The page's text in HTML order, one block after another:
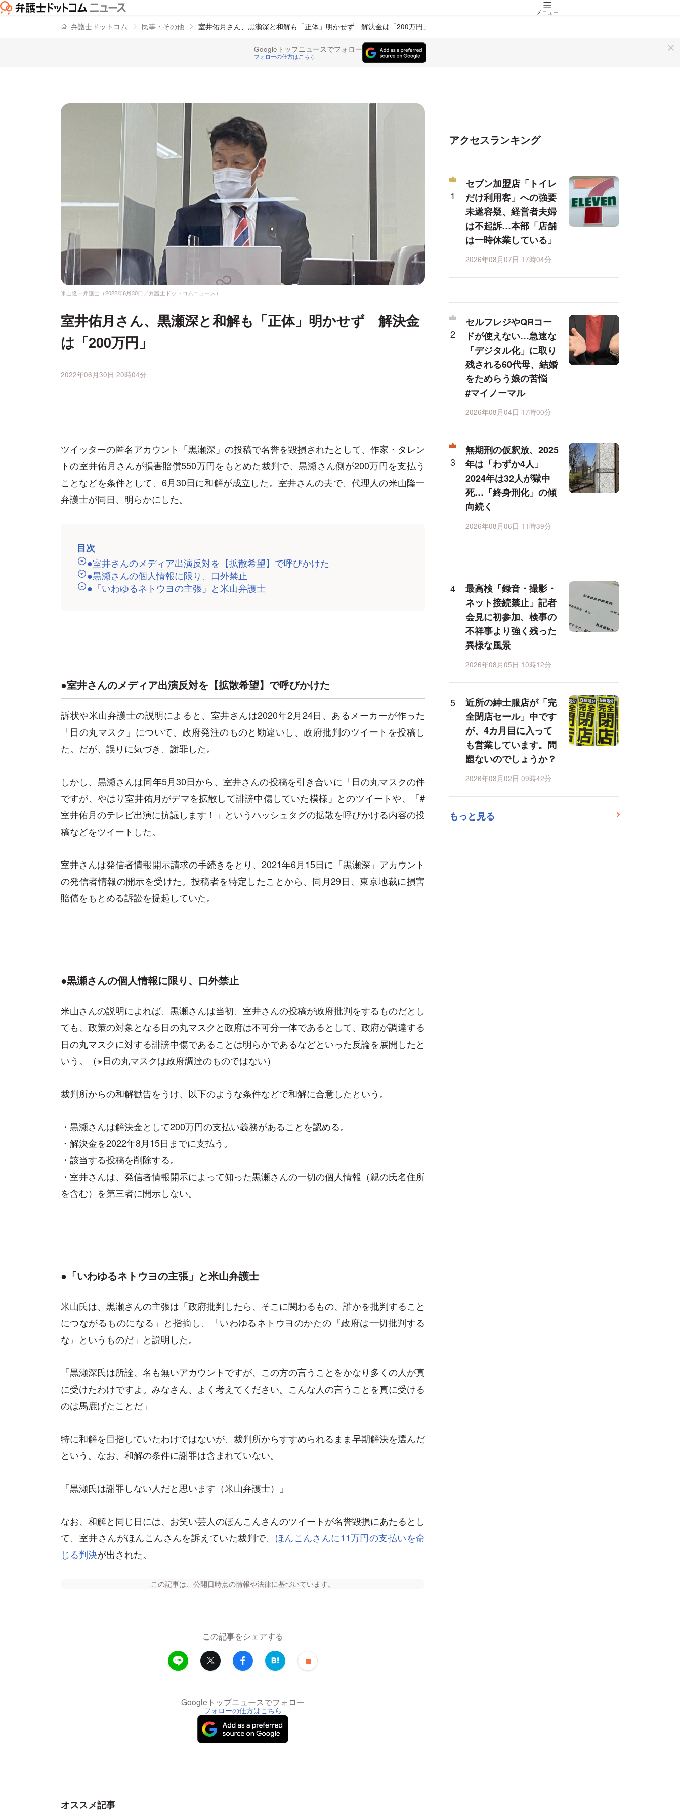
メニュー
弁護士ドットコム 民事・その他 室井佑月さん、黒瀬深と和解も「正体」明かせず 解決金は「200万円」
Googleトップニュースでフォロー
フォローの仕方はこちら
米山隆一弁護士（2022年6月30日／弁護士ドットコムニュース）
室井佑月さん、黒瀬深と和解も「正体」明かせず 解決金
は「200万円」
2022年06月30日 20時04分
ツイッターの匿名アカウント「黒瀬深」の投稿で名誉を毀損されたとして、作家・タレン
トの室井佑月さんが損害賠償550万円をもとめた裁判で、黒瀬さん側が200万円を支払う
ことなどを条件として、6月30日に和解が成立した。室井さんの夫で、代理人の米山隆一
弁護士が同日、明らかにした。
目次
●室井さんのメディア出演反対を【拡散希望】で呼びかけた
●黒瀬さんの個人情報に限り、口外禁止
●「いわゆるネトウヨの主張」と米山弁護士
●室井さんのメディア出演反対を【拡散希望】で呼びかけた
訴状や米山弁護士の説明によると、室井さんは2020年2月24日、あるメーカーが作った
「日の丸マスク」について、政府発注のものと勘違いし、政府批判のツイートを投稿し
た。だが、誤りに気づき、謝罪した。
しかし、黒瀬さんは同年5月30日から、室井さんの投稿を引き合いに「日の丸マスクの件
ですが、やはり室井佑月がデマを拡散して誹謗中傷していた模様」とのツイートや、「#
室井佑月のテレビ出演に抗議します！」というハッシュタグの拡散を呼びかける内容の投
稿などをツイートした。
室井さんは発信者情報開示請求の手続きをとり、2021年6月15日に「黒瀬深」アカウント
の発信者情報の開示を受けた。投稿者を特定したことから、同月29日、東京地裁に損害
賠償をもとめる訴訟を提起していた。
●黒瀬さんの個人情報に限り、口外禁止
米山さんの説明によれば、黒瀬さんは当初、室井さんの投稿が政府批判をするものだとし
ても、政策の対象となる日の丸マスクと政府は不可分一体であるとして、政府が調達する
日の丸マスクに対する誹謗中傷であることは明らかであるなどといった反論を展開したと
いう。（※日の丸マスクは政府調達のものではない）
裁判所からの和解勧告をうけ、以下のような条件などで和解に合意したという。
・黒瀬さんは解決金として200万円の支払い義務があることを認める。
・解決金を2022年8月15日までに支払う。
・該当する投稿を削除する。
・室井さんは、発信者情報開示によって知った黒瀬さんの一切の個人情報（親の氏名住所
を含む）を第三者に開示しない。
●「いわゆるネトウヨの主張」と米山弁護士
米山氏は、黒瀬さんの主張は「政府批判したら、そこに関わるもの、誰かを批判すること
につながるものになる」と指摘し、「いわゆるネトウヨのかたの『政府は一切批判する
な』というものだ」と説明した。
「黒瀬深氏は所詮、名も無いアカウントですが、この方の言うことをかなり多くの人が真
に受けたわけですよ。みなさん、よく考えてください。こんな人の言うことを真に受ける
のは馬鹿げたことだ」
特に和解を目指していたわけではないが、裁判所からすすめられるまま早期解決を選んだ
という。なお、和解の条件に謝罪は含まれていない。
「黒瀬氏は謝罪しない人だと思います（米山弁護士）」
なお、和解と同じ日には、お笑い芸人のほんこんさんのツイートが名誉毀損にあたるとし
て、室井さんがほんこんさんを訴えていた裁判で、 ほんこんさんに11万円の支払いを命
じる判決が出された。
この記事は、公開日時点の情報や法律に基づいています。
この記事をシェアする
Googleトップニュースでフォロー
フォローの仕方はこちら
オススメ記事
アクセスランキング
セブン加盟店「トイレ
だけ利用客」への強要
未遂容疑、経営者夫婦
は不起訴…本部「店舗
は一時休業している」
2026年08月07日 17時04分
セルフレジやQRコー
ドが使えない…急速な
「デジタル化」に取り
残される60代母、結婚
をためらう娘の苦悩
#マイノーマル
2026年08月04日 17時00分
無期刑の仮釈放、2025
年は「わずか4人」
2024年は32人が獄中
死…「終身刑化」の傾
向続く
2026年08月06日 11時39分
最高検「録音・撮影・
ネット接続禁止」記者
会見に初参加、検事の
不祥事より強く残った
異様な風景
2026年08月05日 10時12分
近所の紳士服店が「完
全閉店セール」中です
が、4カ月目に入って
も営業しています。問
題ないのでしょうか？
2026年08月02日 09時42分
もっと見る